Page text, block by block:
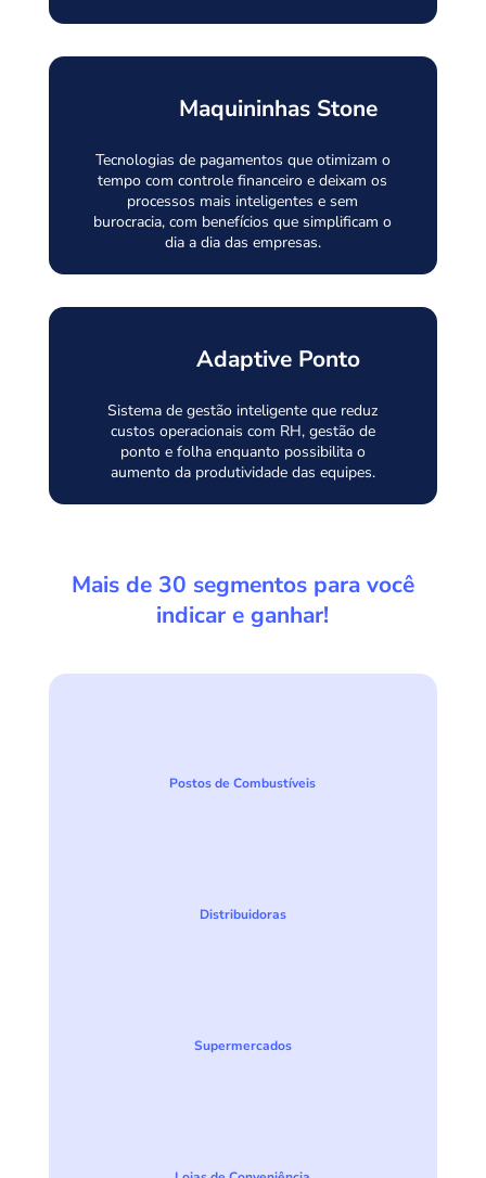
Maquininhas Stone
Tecnologias de pagamentos que otimizam o
tempo com controle financeiro e deixam os
processos mais inteligentes e sem
burocracia, com benefícios que simplificam o
dia a dia das empresas.
Adaptive Ponto
Sistema de gestão inteligente que reduz
custos operacionais com RH, gestão de
ponto e folha enquanto possibilita o
aumento da produtividade das equipes.
Mais de 30 segmentos para você
indicar e ganhar!
Postos de Combustíveis
Distribuidoras
Supermercados